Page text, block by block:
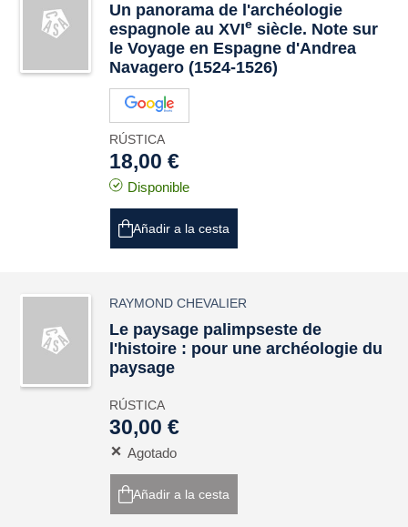
Un panorama de l'archéologie
espagnole au XVIe siècle. Note sur
le Voyage en Espagne d'Andrea
Navagero (1524-1526)
RÚSTICA
18,00 €
Disponible
Añadir a la cesta
RAYMOND CHEVALIER
Le paysage palimpseste de
l'histoire : pour une archéologie du
paysage
RÚSTICA
30,00 €
Agotado
Añadir a la cesta